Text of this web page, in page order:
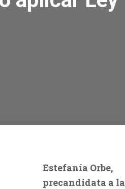
Estefanía Orbe,
precandidata a la